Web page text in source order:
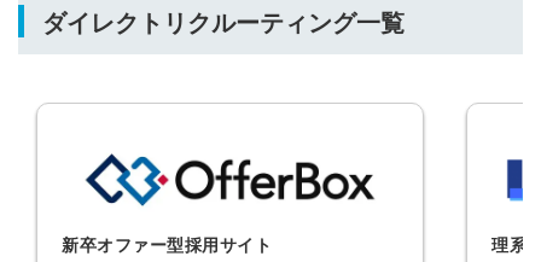
ダイレクトリクルーティング一覧
新卒オファー型採用サイト
理系